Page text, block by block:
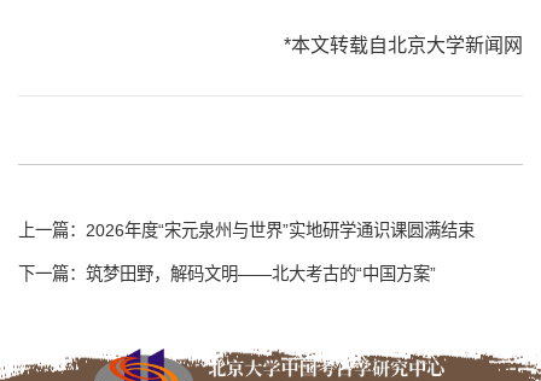
*本文转载自北京大学新闻网
上一篇：2026年度“宋元泉州与世界”实地研学通识课圆满结束
下一篇：筑梦田野，解码文明——北大考古的“中国方案”